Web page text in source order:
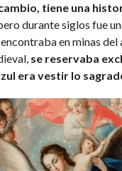
tiene una
durante siglos fue
en minas
se reservaba
era vestir lo